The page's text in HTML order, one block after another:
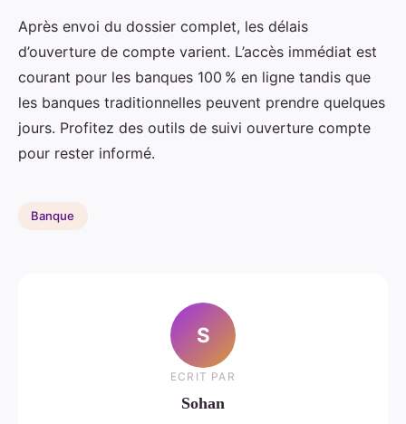
Après envoi du dossier complet, les délais
d’ouverture de compte varient. L’accès immédiat est
courant pour les banques 100 % en ligne tandis que
les banques traditionnelles peuvent prendre quelques
jours. Profitez des outils de suivi ouverture compte
pour rester informé.
Banque
S
ECRIT PAR
Sohan